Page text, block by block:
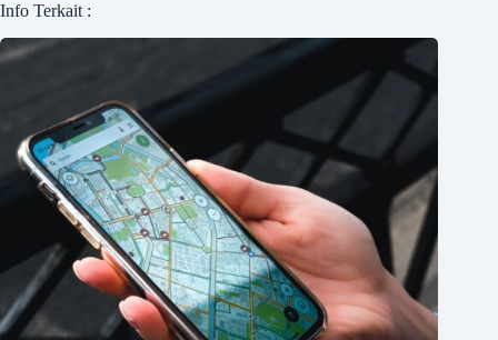
Info Terkait :